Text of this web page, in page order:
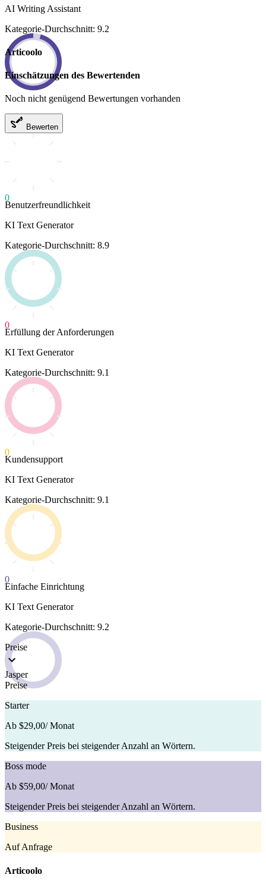
AI Writing Assistant
Kategorie-Durchschnitt: 9.2
Articoolo
Einschätzungen des Bewertenden
Noch nicht genügend Bewertungen vorhanden
Bewerten
0
Benutzerfreundlichkeit
KI Text Generator
Kategorie-Durchschnitt: 8.9
0
Erfüllung der Anforderungen
KI Text Generator
Kategorie-Durchschnitt: 9.1
0
Kundensupport
KI Text Generator
Kategorie-Durchschnitt: 9.1
0
Einfache Einrichtung
KI Text Generator
Kategorie-Durchschnitt: 9.2
Preise
Jasper
Preise
Starter
Ab $29,00/ Monat
Steigender Preis bei steigender Anzahl an Wörtern.
Boss mode
Ab $59,00/ Monat
Steigender Preis bei steigender Anzahl an Wörtern.
Business
Auf Anfrage
Articoolo